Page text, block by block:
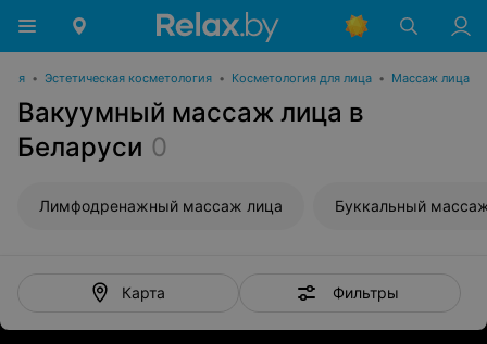
• Эстетическая косметология • Косметология для лица • Массаж лица
Вакуумный массаж лица в
Беларуси 0
Лимфодренажный массаж лица Буккальный
Карта Фильтры